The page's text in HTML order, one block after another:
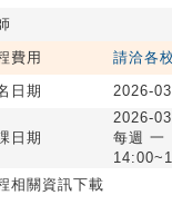
費用
請洽各
日期
2026-
日期
2026-
每週 一
相關資訊下載